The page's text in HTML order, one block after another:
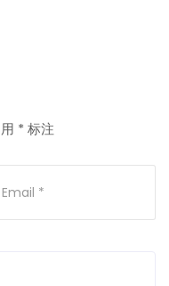
* 标注